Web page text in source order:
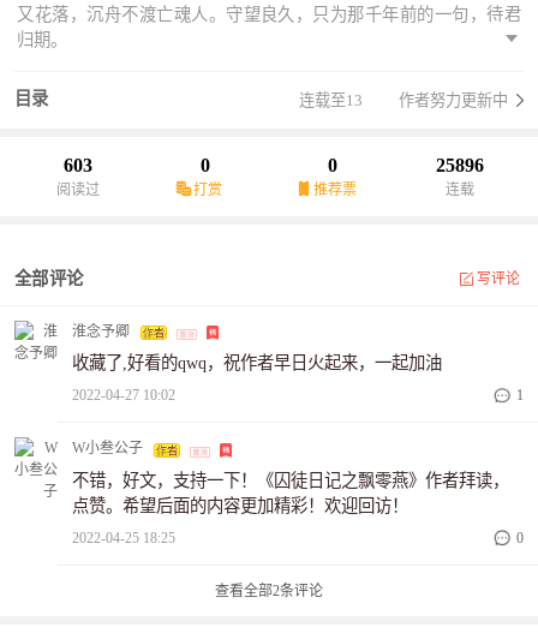
又花落，沉舟不渡亡魂人。守望良久，只为那千年前的一句，待君
归期。
目录 连载至13 作者努力更新中
603
阅读过
0
打赏
0
推荐票
25896
连载
全部评论 写评论
淮念予卿
收藏了,好看的qwq，祝作者早日火起来，一起加油
2022-04-27 10:02 1
W小叁公子
不错，好文，支持一下！《囚徒日记之飘零燕》作者拜读，
点赞。希望后面的内容更加精彩！欢迎回访！
2022-04-25 18:25 0
查看全部2条评论